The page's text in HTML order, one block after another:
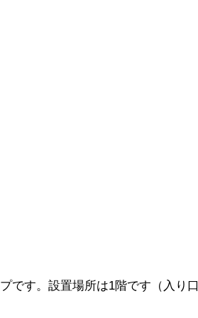
です。設置場所は1階です（入り口